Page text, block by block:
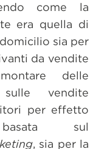
come la
era quella di
sia per
da vendite
delle
vendite
per effetto
sul
, sia per la